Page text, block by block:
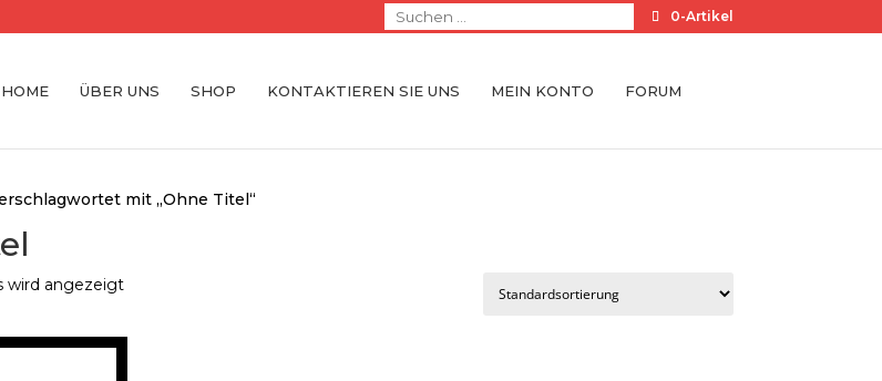
0-Artikel
HOME ÜBER UNS SHOP KONTAKTIEREN SIE UNS MEIN KONTO FORUM
mit „Ohne Titel“
wird angezeigt